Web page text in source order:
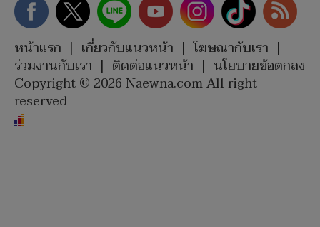
หน้าแรก | เกี่ยวกับแนวหน้า | โฆษณากับเรา |
ร่วมงานกับเรา | ติดต่อแนวหน้า | นโยบายข้อตกลง
Copyright © 2026 Naewna.com All right
reserved